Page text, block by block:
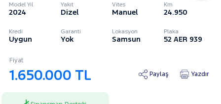
Model Yıl
2024
Yakıt
Dizel
Vites
Manuel
Km
24.950
Kredi
Uygun
Garanti
Yok
Lokasyon
Samsun
Plaka
52 AER 939
Fiyat
1.650.000 TL Paylaş Yazdır